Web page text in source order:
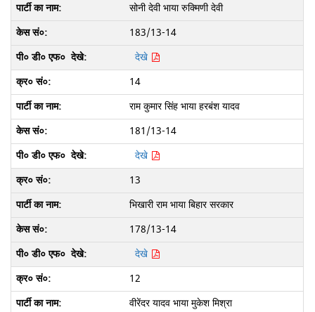
सोनी देवी भाया रुक्मिणी देवी
183/13-14
देखे
14
राम कुमार सिंह भाया हरबंश यादव
181/13-14
देखे
13
भिखारी राम भाया बिहार सरकार
178/13-14
देखे
12
वीरेंदर यादव भाया मुकेश मिश्रा